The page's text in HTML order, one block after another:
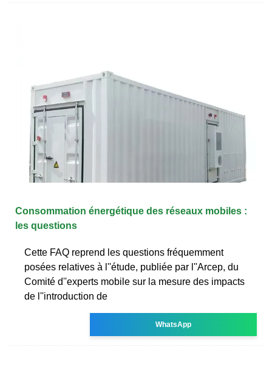
Consommation énergétique des réseaux mobiles :
les questions
Cette FAQ reprend les questions fréquemment
posées relatives à l''étude, publiée par l''Arcep, du
Comité d''experts mobile sur la mesure des impacts
de l''introduction de
WhatsApp